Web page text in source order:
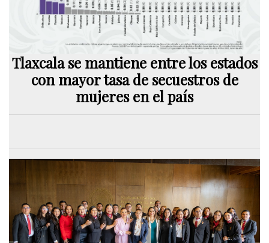
Tlaxcala se mantiene entre los estados
con mayor tasa de secuestros de
mujeres en el país